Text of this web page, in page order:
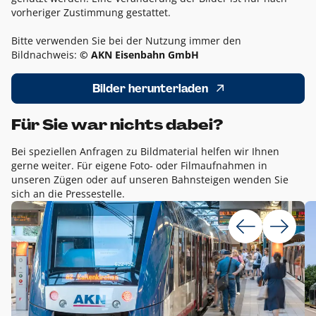
vorheriger Zustimmung gestattet.
Bitte verwenden Sie bei der Nutzung immer den
Bildnachweis: © AKN Eisenbahn GmbH
Bilder herunterladen
Für Sie war nichts dabei?
Bei speziellen Anfragen zu Bildmaterial helfen wir Ihnen
gerne weiter. Für eigene Foto- oder Filmaufnahmen in
unseren Zügen oder auf unseren Bahnsteigen wenden Sie
sich an die Pressestelle.